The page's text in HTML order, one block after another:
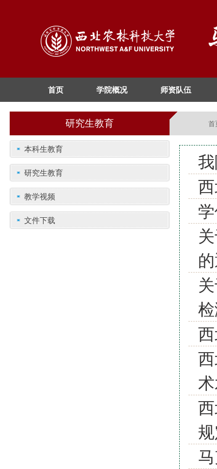
首页 学院概况 师资队伍
研究生教育 首
本科生教育
研究生教育
教学视频
文件下载